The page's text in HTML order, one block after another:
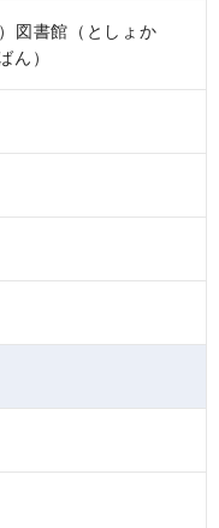
図書館（としょか
ん）